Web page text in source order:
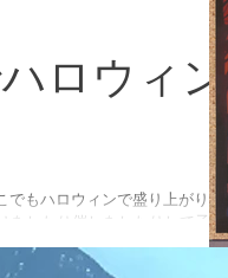
ロウィン
もハロウィンで盛り上がりま
をしたり催しをしたりして子供
ームステイ先では、子供たちと
しむことも出来ます。...